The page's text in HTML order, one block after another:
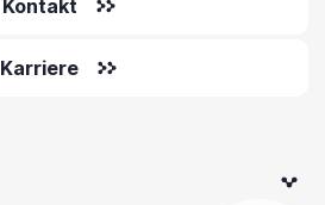
Kontakt
Karriere